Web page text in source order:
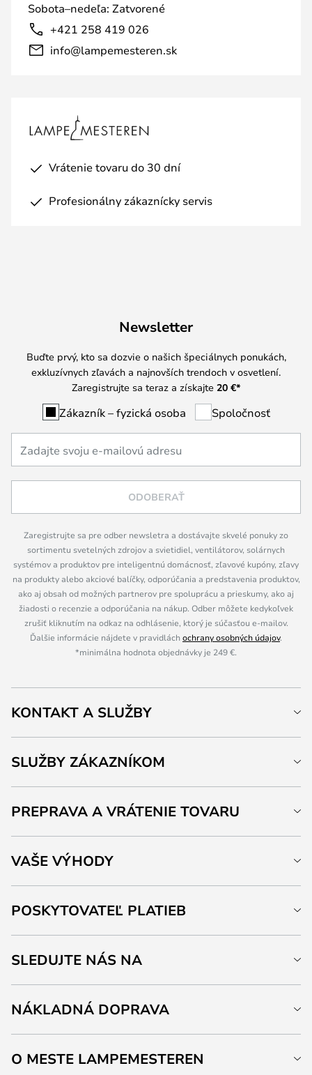
Sobota–nedeľa: Zatvorené
+421 258 419 026
info@lampemesteren.sk
Vrátenie tovaru do 30 dní
Profesionálny zákaznícky servis
Newsletter
Buďte prvý, kto sa dozvie o našich špeciálnych ponukách,
exkluzívnych zľavách a najnovších trendoch v osvetlení.
Zaregistrujte sa teraz a získajte 20 €*
Zákazník – fyzická osoba Spoločnosť
ODOBERAŤ
Zaregistrujte sa pre odber newsletra a dostávajte skvelé ponuky zo
sortimentu svetelných zdrojov a svietidiel, ventilátorov, solárnych
systémov a produktov pre inteligentnú domácnosť, zľavové kupóny, zľavy
na produkty alebo akciové balíčky, odporúčania a predstavenia produktov,
ako aj obsah od možných partnerov pre spoluprácu a prieskumy, ako aj
žiadosti o recenzie a odporúčania na nákup. Odber môžete kedykoľvek
zrušiť kliknutím na odkaz na odhlásenie, ktorý je súčasťou e-mailov.
Ďalšie informácie nájdete v pravidláchochrany osobných údajov.
*minimálna hodnota objednávky je 249 €.
KONTAKT A SLUŽBY
SLUŽBY ZÁKAZNÍKOM
PREPRAVA A VRÁTENIE TOVARU
VAŠE VÝHODY
POSKYTOVATEĽ PLATIEB
SLEDUJTE NÁS NA
NÁKLADNÁ DOPRAVA
O MESTE LAMPEMESTEREN